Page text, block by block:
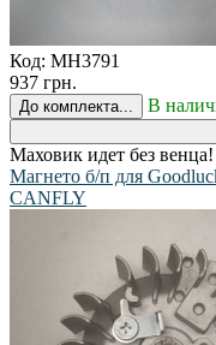
Код: MH3791
937 грн.
До комплекта... В
Маховик идет без венца!
Магнето б/п для
CANFLY